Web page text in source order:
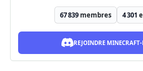
67 839 membres 4 301
REJOINDRE